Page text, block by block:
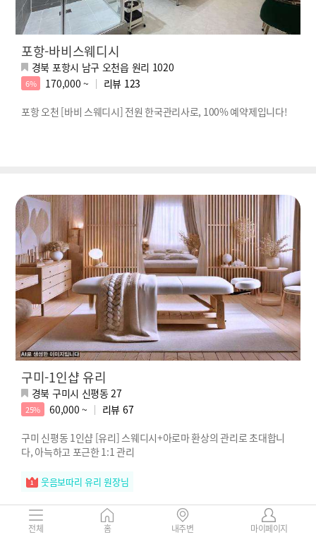
포항-바비스웨디시
경북 포항시 남구 오천읍 원리 1020
6% 170,000 ~ 리뷰 123
포항 오천 [바비 스웨디시] 전원 한국관리사로, 100% 예약제입니다!
구미-1인샵 유리
경북 구미시 신평동 27
25% 60,000 ~ 리뷰 67
구미 신평동 1인샵 [유리] 스웨디시+아로마 환상의 관리로 초대합니
다, 아늑하고 포근한 1:1 관리
웃음보따리 유리 원장님
전체 홈 내주변 마이페이지